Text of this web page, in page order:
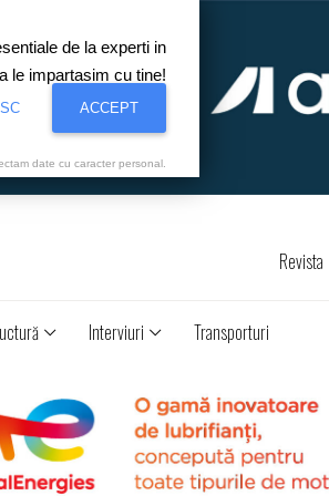
Revista
Interviuri Transporturi
de la experti in
le impartasim cu tine!
ACCEPT
date cu caracter personal.